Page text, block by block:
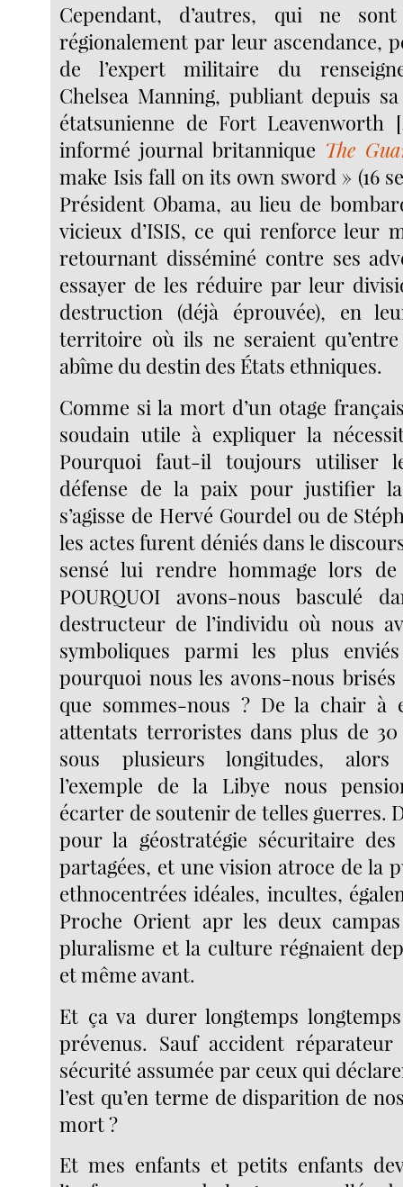
Cependant, d’autres, qui ne
régionalement par leur ascendance,
de l’expert militaire du
Chelsea Manning, publiant depuis
étatsunienne de Fort Leavenworth [
informé journal britannique The
make Isis fall on its own sword » (16
Président Obama, au lieu de
vicieux d’ISIS, ce qui renforce leur
retournant disséminé contre ses
essayer de les réduire par leur
destruction (déjà éprouvée), en
territoire où ils ne seraient
abîme du destin des États ethniques.
Comme si la mort d’un otage
soudain utile à expliquer la
Pourquoi faut-il toujours utiliser
défense de la paix pour justifier
s’agisse de Hervé Gourdel ou de
les actes furent déniés dans le
sensé lui rendre hommage lors de
POURQUOI avons-nous basculé
destructeur de l’individu où nous
symboliques parmi les plus
pourquoi nous les avons-nous
que sommes-nous ? De la chair à
attentats terroristes dans plus de
sous plusieurs longitudes, alors
l’exemple de la Libye nous
écarter de soutenir de telles guerres.
pour la géostratégie sécuritaire
partagées, et une vision atroce de la
ethnocentrées idéales, incultes,
Proche Orient apr les deux
pluralisme et la culture régnaient
et même avant.
Et ça va durer longtemps
prévenus. Sauf accident
sécurité assumée par ceux qui
l’est qu’en terme de disparition de
mort ?
Et mes enfants et petits enfants